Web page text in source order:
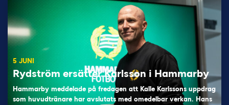
5 JUNI
Rydström ersätter Karlsson i Hammarby
Hammarby meddelade på fredagen att Kalle Karlssons uppdrag
som huvudtränare har avslutats med omedelbar verkan. Hans